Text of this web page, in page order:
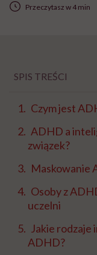
Przeczytasz w 4 min
SPIS TREŚCI
Czym jest
ADHD a
związek?
Maskowanie
Osoby z
uczelni
Jakie rodzaje
ADHD?